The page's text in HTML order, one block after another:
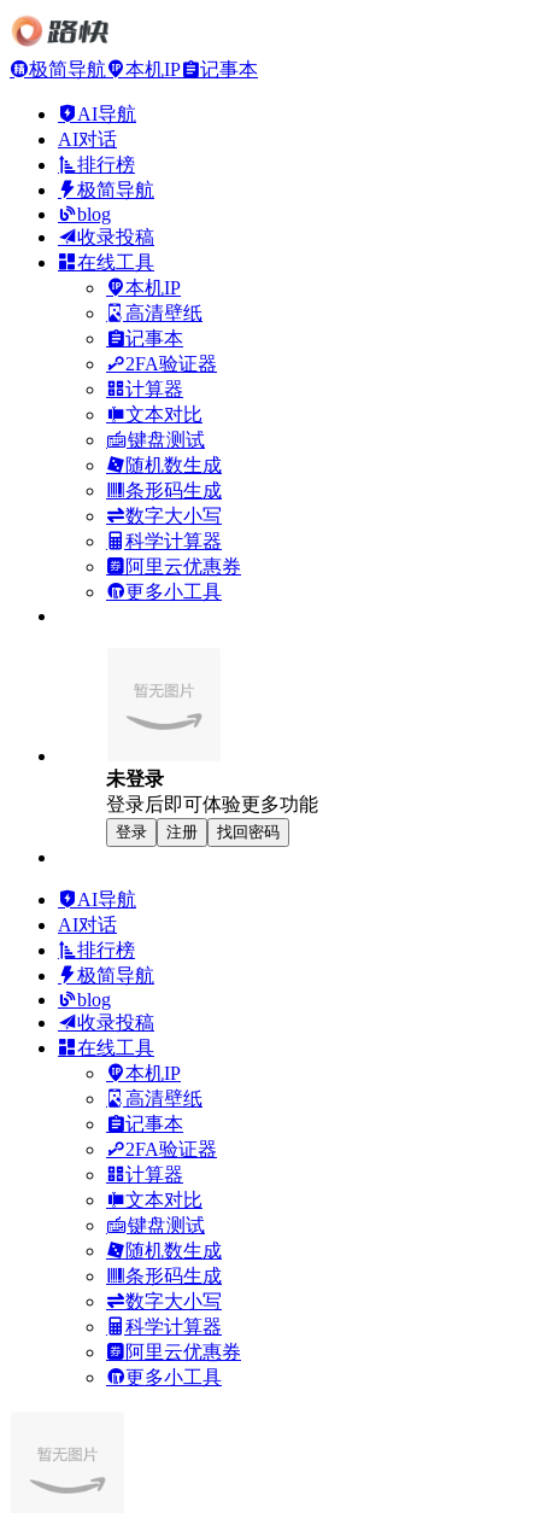
极简导航 本机IP 记事本
AI导航
AI对话
排行榜
极简导航
blog
收录投稿
在线工具
本机IP
高清壁纸
记事本
2FA验证器
计算器
文本对比
键盘测试
随机数生成
条形码生成
数字大小写
科学计算器
阿里云优惠券
更多小工具
未登录
登录后即可体验更多功能
登录 注册 找回密码
AI导航
AI对话
排行榜
极简导航
blog
收录投稿
在线工具
本机IP
高清壁纸
记事本
2FA验证器
计算器
文本对比
键盘测试
随机数生成
条形码生成
数字大小写
科学计算器
阿里云优惠券
更多小工具